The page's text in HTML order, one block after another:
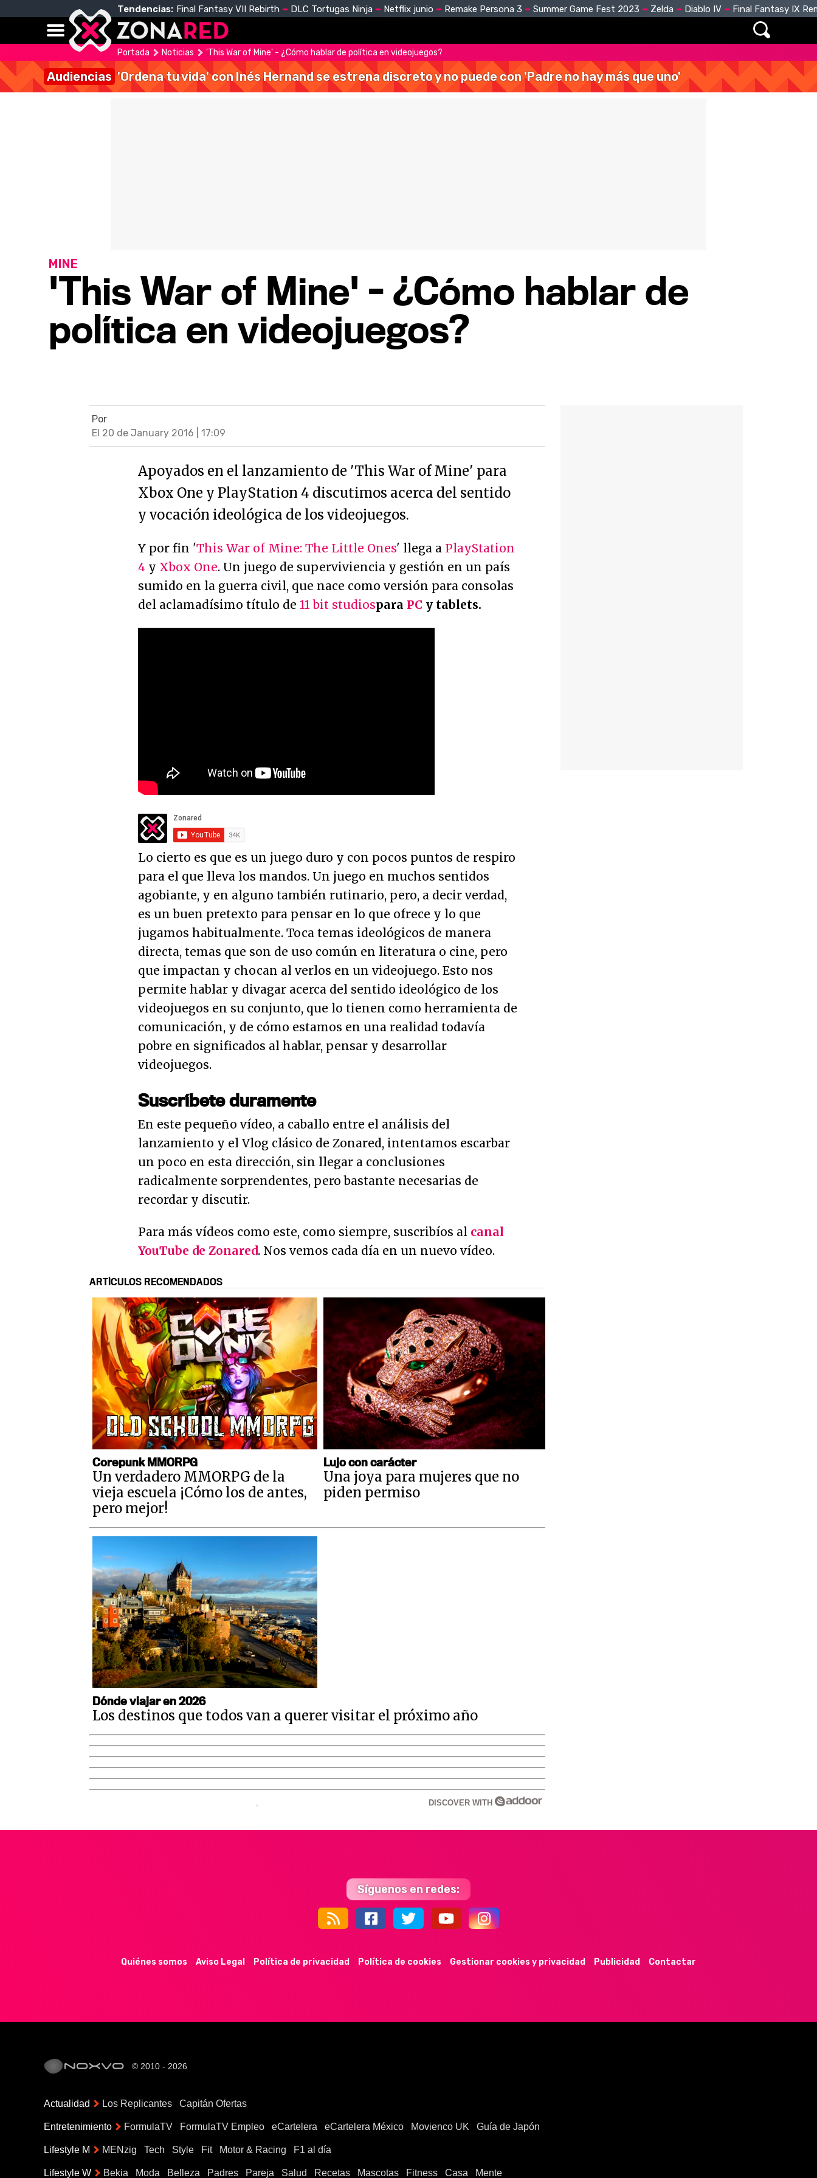
Tendencias: Final Fantasy VII Rebirth DLC Tortugas Ninja Netflix junio Remake Persona 3 Summer Game Fest 2023 Zelda Diablo IV Final Fantasy IX
Portada Noticias 'This War of Mine' - ¿Cómo hablar de política en videojuegos?
Audiencias 'Ordena tu vida' con Inés Hernand se estrena discreto y no puede con 'Padre no hay más que uno'
'This War of Mine' - ¿Cómo hablar de
política en videojuegos?
MINE
Por
El 20 de January 2016 | 17:09
Apoyados en el lanzamiento de 'This War of Mine' para
Xbox One y PlayStation 4 discutimos acerca del sentido
y vocación ideológica de los videojuegos.
Y por fin 'This War of Mine: The Little Ones' llega a PlayStation
4 y Xbox One. Un juego de superviviencia y gestión en un país
sumido en la guerra civil, que nace como versión para consolas
del aclamadísimo título de 11 bit studiospara PC y tablets.
Lo cierto es que es un juego duro y con pocos puntos de respiro
para el que lleva los mandos. Un juego en muchos sentidos
agobiante, y en alguno también rutinario, pero, a decir verdad,
es un buen pretexto para pensar en lo que ofrece y lo que
jugamos habitualmente. Toca temas ideológicos de manera
directa, temas que son de uso común en literatura o cine, pero
que impactan y chocan al verlos en un videojuego. Esto nos
permite hablar y divagar acerca del sentido ideológico de los
videojuegos en su conjunto, que lo tienen como herramienta de
comunicación, y de cómo estamos en una realidad todavía
pobre en significados al hablar, pensar y desarrollar
videojuegos.
Suscríbete duramente
En este pequeño vídeo, a caballo entre el análisis del
lanzamiento y el Vlog clásico de Zonared, intentamos escarbar
un poco en esta dirección, sin llegar a conclusiones
radicalmente sorprendentes, pero bastante necesarias de
recordar y discutir.
Para más vídeos como este, como siempre, suscribíos al canal
YouTube de Zonared. Nos vemos cada día en un nuevo vídeo.
ARTÍCULOS RECOMENDADOS
Corepunk MMORPG
Un verdadero MMORPG de la
vieja escuela ¡Cómo los de antes,
pero mejor!
Lujo con carácter
Una joya para mujeres que no
piden permiso
Dónde viajar en 2026
Los destinos que todos van a querer visitar el próximo año
DISCOVER WITH
Síguenos en redes:
Quiénes somos Aviso Legal Política de privacidad Política de cookies Gestionar cookies y privacidad Publicidad Contactar
© 2010 - 2026
Actualidad Los Replicantes Capitán Ofertas
Entretenimiento FormulaTV FormulaTV Empleo eCartelera eCartelera México Movienco UK Guía de Japón
Lifestyle M MENzig Tech Style Fit Motor & Racing F1 al día
Lifestyle W Bekia Moda Belleza Padres Pareja Salud Recetas Mascotas Fitness Casa Mente